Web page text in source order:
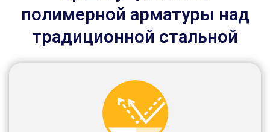
полимерной арматуры над
традиционной стальной